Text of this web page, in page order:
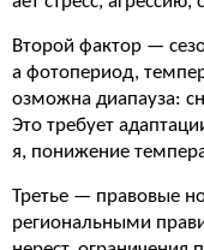
Второй фактор —
а фотопериод,
озможна диапауза:
Это требует
я, понижение
Третье — правовые
региональными